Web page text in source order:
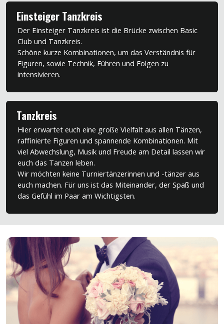
Einsteiger Tanzkreis
Der Einsteiger Tanzkreis ist die Brücke zwischen Basic
Club und Tanzkreis.
Schöne kurze Kombinationen, um das Verständnis für
Figuren, sowie Technik, Führen und Folgen zu
intensivieren.
Tanzkreis
Hier erwartet euch eine große Vielfalt aus allen Tänzen,
raffinierte Figuren und spannende Kombinationen. Mit
viel Abwechslung, Musik und Freude am Detail lassen wir
euch das Tanzen leben.
Wir möchten keine Turniertänzerinnen und -tänzer aus
euch machen. Für uns ist das Miteinander, der Spaß und
das Gefühl im Paar am Wichtigsten.